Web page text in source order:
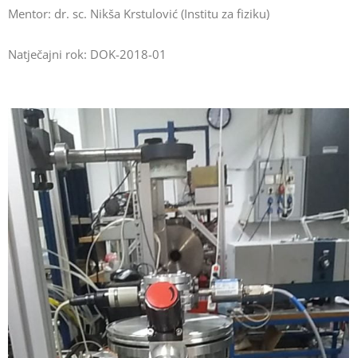
Mentor: dr. sc. Nikša Krstulović (Institu za fiziku)
Natječajni rok: DOK-2018-01